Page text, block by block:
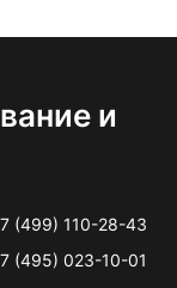
и
(499) 110-28-43
(495) 023-10-01